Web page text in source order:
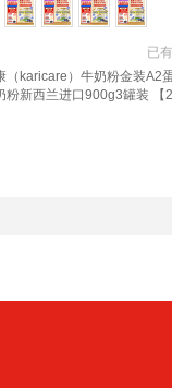
已有
（karicare）牛奶粉金装A2
粉新西兰进口900g3罐装 【